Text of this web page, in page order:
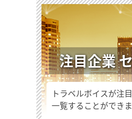
注目企業
トラベルボイスが注
一覧することができま